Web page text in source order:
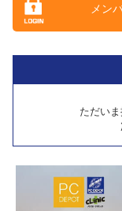
ただい